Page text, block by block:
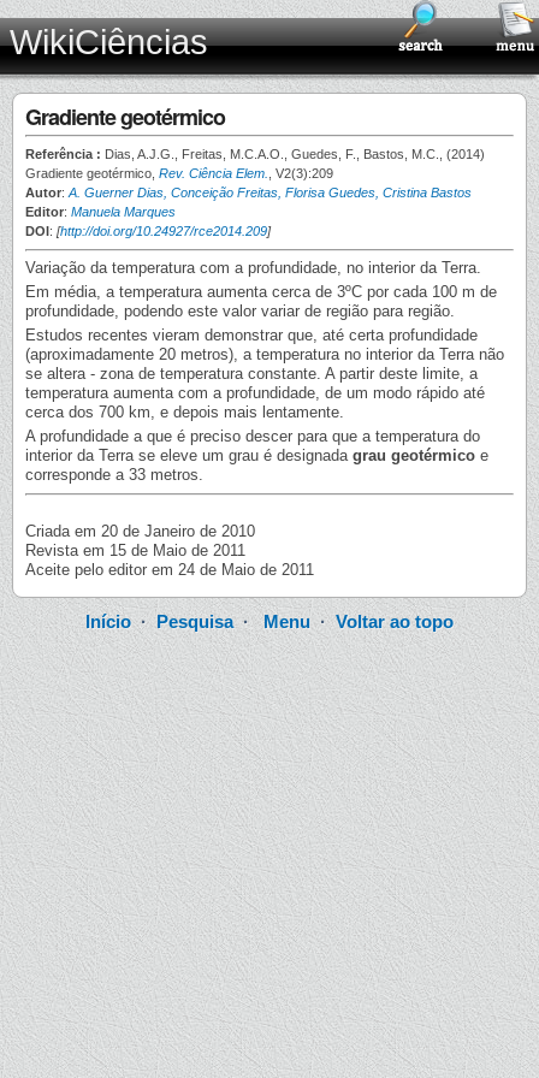
WikiCiências
Gradiente geotérmico
Referência : Dias, A.J.G., Freitas, M.C.A.O., Guedes, F., Bastos, M.C., (2014)
Gradiente geotérmico, Rev. Ciência Elem.
, V2(3):209
Autor: A. Guerner Dias, Conceição Freitas, Florisa Guedes, Cristina Bastos
Editor: Manuela Marques
DOI: [http://doi.org/10.24927/rce2014.209]
Variação da temperatura com a profundidade, no interior da Terra.
Em média, a temperatura aumenta cerca de 3ºC por cada 100 m de
profundidade, podendo este valor variar de região para região.
Estudos recentes vieram demonstrar que, até certa profundidade
(aproximadamente 20 metros), a temperatura no interior da Terra não
se altera - zona de temperatura constante. A partir deste limite, a
temperatura aumenta com a profundidade, de um modo rápido até
cerca dos 700 km, e depois mais lentamente.
A profundidade a que é preciso descer para que a temperatura do
interior da Terra se eleve um grau é designada grau geotérmico e
corresponde a 33 metros.
Criada em 20 de Janeiro de 2010
Revista em 15 de Maio de 2011
Aceite pelo editor em 24 de Maio de 2011
Início·Pesquisa·Menu·Voltar ao topo